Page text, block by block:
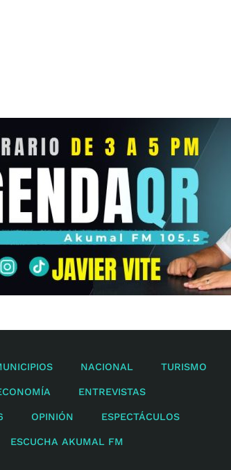
NACIONAL TURISMO
ENTREVISTAS
OPINIÓN ESPECTÁCULOS
ESCUCHA AKUMAL FM